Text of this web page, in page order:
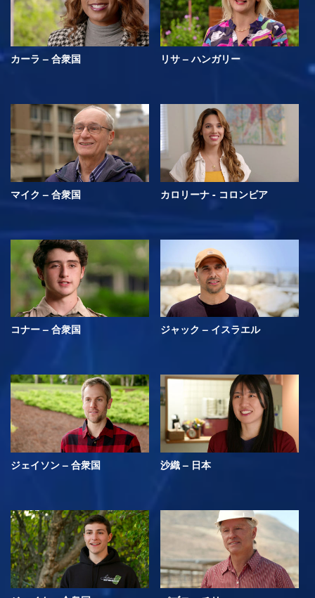
カーラ – 合衆国 リサ – ハンガリー
マイク – 合衆国 カロリーナ - コロンビア
コナー – 合衆国 ジャック – イスラエル
ジェイソン – 合衆国 沙織 – 日本